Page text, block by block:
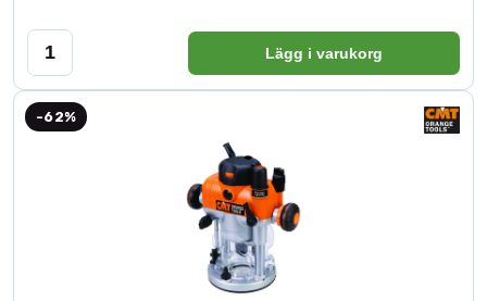
Lägg i varukorg
-62%